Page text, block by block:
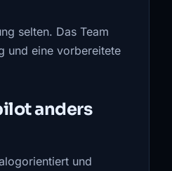
selten. Das Team
und eine vorbereitete
anders
und